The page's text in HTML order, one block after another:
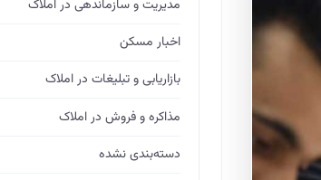
مدیریت و سازماندهی در املاک
اخبار مسکن
بازاریابی و تبلیغات در املاک
مذاکره و فروش در املاک
دسته‌بندی نشده